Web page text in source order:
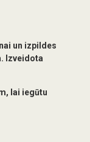
un izpildes
Izveidota
lai iegūtu